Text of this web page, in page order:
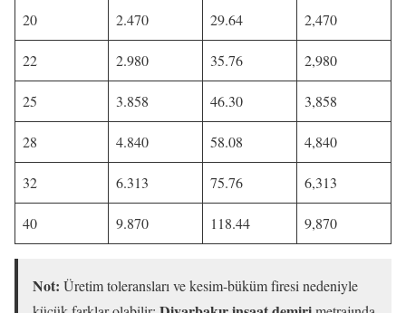
20 2.470 29.64 2,470
22 2.980 35.76 2,980
25 3.858 46.30 3,858
28 4.840 58.08 4,840
32 6.313 75.76 6,313
40 9.870 118.44 9,870
Not: Üretim toleransları ve kesim-büküm firesi nedeniyle